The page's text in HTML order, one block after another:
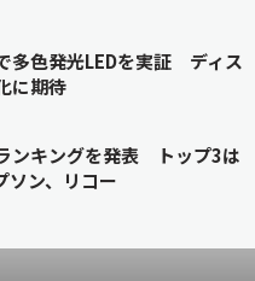
多色発光LEDを実証 ディス
に期待
ンキングを発表 トップ3は
ソン、リコー